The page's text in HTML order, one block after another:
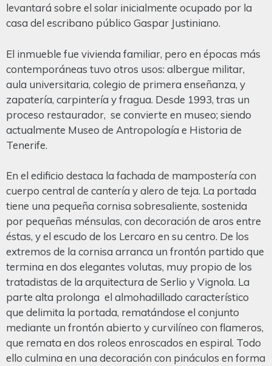
levantará sobre el solar inicialmente ocupado por la
casa del escribano público Gaspar Justiniano.
El inmueble fue vivienda familiar, pero en épocas más
contemporáneas tuvo otros usos: albergue militar,
aula universitaria, colegio de primera enseñanza, y
zapatería, carpintería y fragua. Desde 1993, tras un
proceso restaurador, se convierte en museo; siendo
actualmente Museo de Antropología e Historia de
Tenerife.
En el edificio destaca la fachada de mampostería con
cuerpo central de cantería y alero de teja. La portada
tiene una pequeña cornisa sobresaliente, sostenida
por pequeñas ménsulas, con decoración de aros entre
éstas, y el escudo de los Lercaro en su centro. De los
extremos de la cornisa arranca un frontón partido que
termina en dos elegantes volutas, muy propio de los
tratadistas de la arquitectura de Serlio y Vignola. La
parte alta prolonga el almohadillado característico
que delimita la portada, rematándose el conjunto
mediante un frontón abierto y curvilíneo con flameros,
que remata en dos roleos enroscados en espiral. Todo
ello culmina en una decoración con pináculos en forma